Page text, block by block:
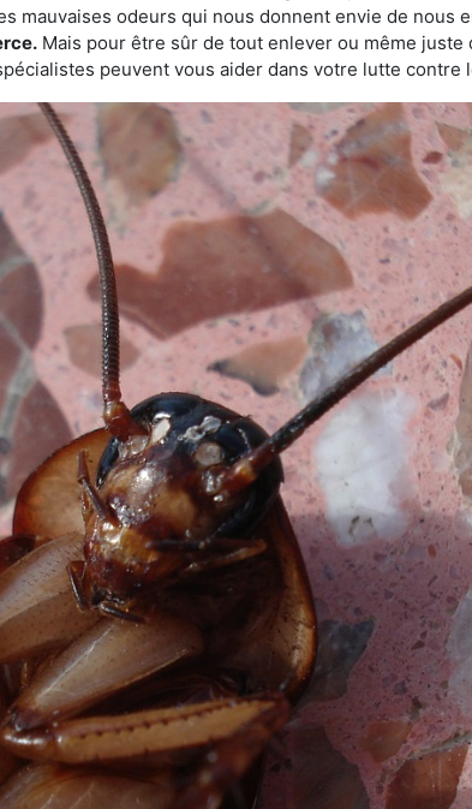
mauvaises odeurs qui nous donnent envie de nous
Mais pour être sûr de tout enlever ou même
peuvent vous aider dans votre lutte